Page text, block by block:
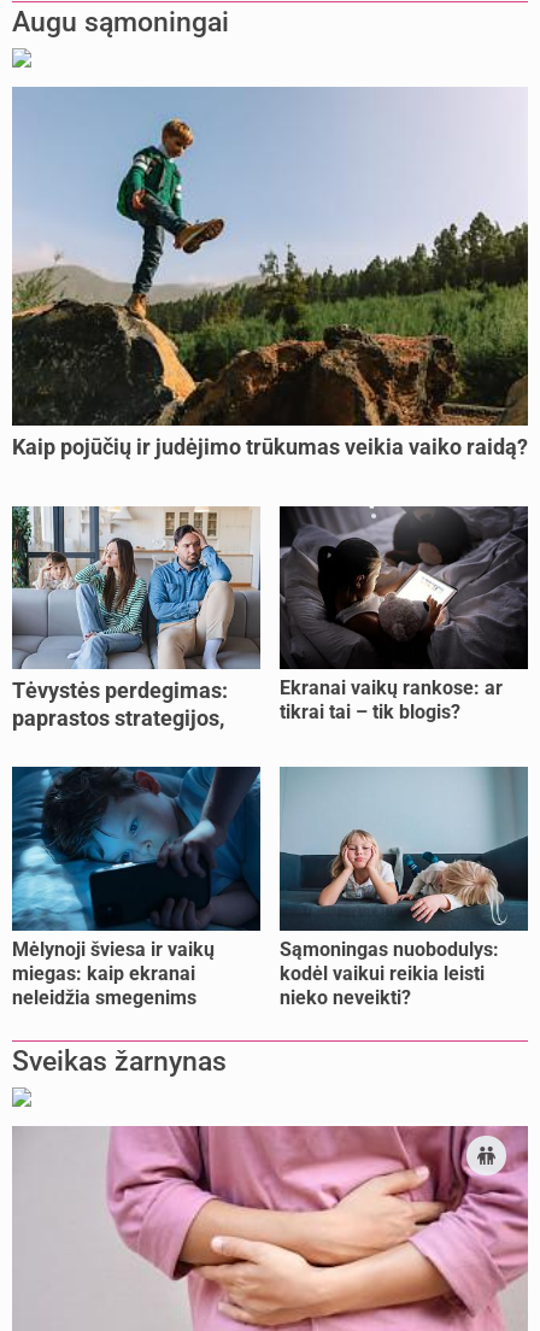
Augu sąmoningai
Kaip pojūčių ir judėjimo trūkumas veikia vaiko raidą?
Tėvystės perdegimas:
paprastos strategijos,
jėgas
Ekranai vaikų rankose: ar
tikrai tai – tik blogis?
Mėlynoji šviesa ir vaikų
miegas: kaip ekranai
neleidžia smegenims
Sąmoningas nuobodulys:
kodėl vaikui reikia leisti
nieko neveikti?
Sveikas žarnynas